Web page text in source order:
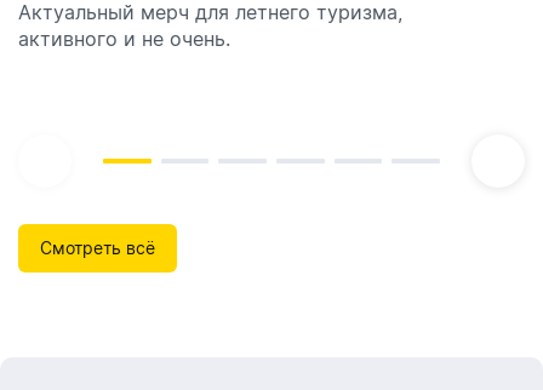
Актуальный мерч для летнего туризма,
активного и не очень.
Обзор автоматических диспенсеров для мыла,
которые идеально подходят для брендирования.
Смотреть всё